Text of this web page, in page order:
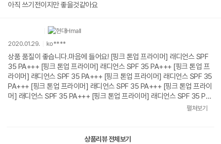
아직 쓰기전이지만 좋을것같아요
2020.01.29. ko****
상품 품질이 좋습니다.마음에 들어요! [핑크 톤업 프라이머] 래디언스 SPF
35 PA+++ [핑크 톤업 프라이머] 래디언스 SPF 35 PA+++ [핑크 톤업 프
라이머] 래디언스 SPF 35 PA+++ [핑크 톤업 프라이머] 래디언스 SPF 35
PA+++ [핑크 톤업 프라이머] 래디언스 SPF 35 PA+++ [핑크 톤업 프라이
머] 래디언스 SPF 35 PA+++ [핑크 톤업 프라이머] 래디언스 SPF 35 PA
펼쳐보기
상품리뷰 전체보기